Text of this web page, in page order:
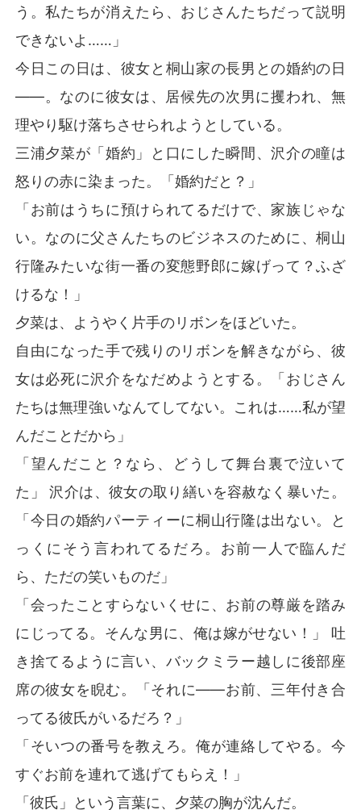
う。私たちが消えたら、おじさんたちだって説明
できないよ……」
今日この日は、彼女と桐山家の長男との婚約の日
――。なのに彼女は、居候先の次男に攫われ、無
理やり駆け落ちさせられようとしている。
三浦夕菜が「婚約」と口にした瞬間、沢介の瞳は
怒りの赤に染まった。「婚約だと？」
「お前はうちに預けられてるだけで、家族じゃな
い。なのに父さんたちのビジネスのために、桐山
行隆みたいな街一番の変態野郎に嫁げって？ふざ
けるな！」
夕菜は、ようやく片手のリボンをほどいた。
自由になった手で残りのリボンを解きながら、彼
女は必死に沢介をなだめようとする。「おじさん
たちは無理強いなんてしてない。これは……私が望
んだことだから」
「望んだこと？なら、どうして舞台裏で泣いて
た」 沢介は、彼女の取り繕いを容赦なく暴いた。
「今日の婚約パーティーに桐山行隆は出ない。と
っくにそう言われてるだろ。お前一人で臨んだ
ら、ただの笑いものだ」
「会ったことすらないくせに、お前の尊厳を踏み
にじってる。そんな男に、俺は嫁がせない！」 吐
き捨てるように言い、バックミラー越しに後部座
席の彼女を睨む。「それに――お前、三年付き合
ってる彼氏がいるだろ？」
「そいつの番号を教えろ。俺が連絡してやる。今
すぐお前を連れて逃げてもらえ！」
「彼氏」という言葉に、夕菜の胸が沈んだ。